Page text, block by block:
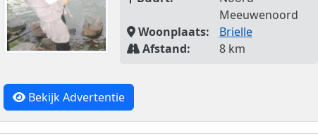
Meeuwenoord
Woonplaats:
Brielle
Afstand:
8 km
Bekijk Advertentie